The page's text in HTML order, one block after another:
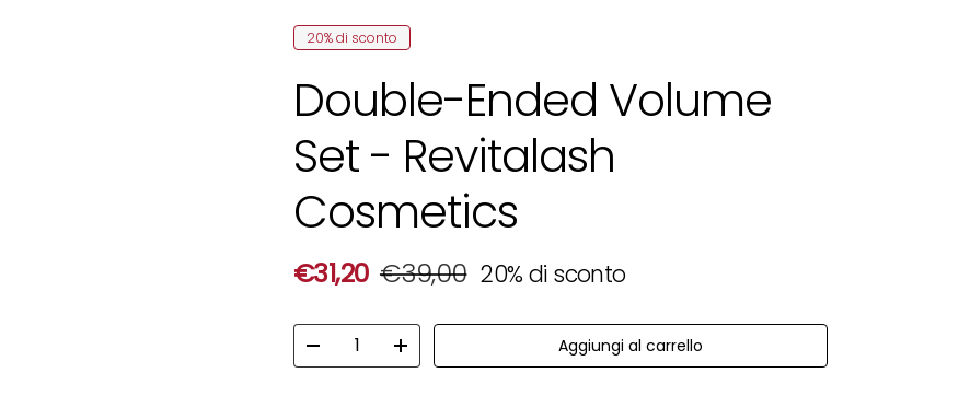
20% di sconto
Double-Ended Volume
Set - Revitalash
Cosmetics
Prezzo di vendita
€31,20 Prezzo normale
€39,00 20% di sconto
Diminuire la quantitàAumenta la quantità
Aggiungi al carrello